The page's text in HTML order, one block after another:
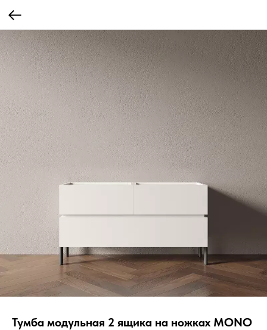
Тумба модульная 2 ящика на ножках MONO